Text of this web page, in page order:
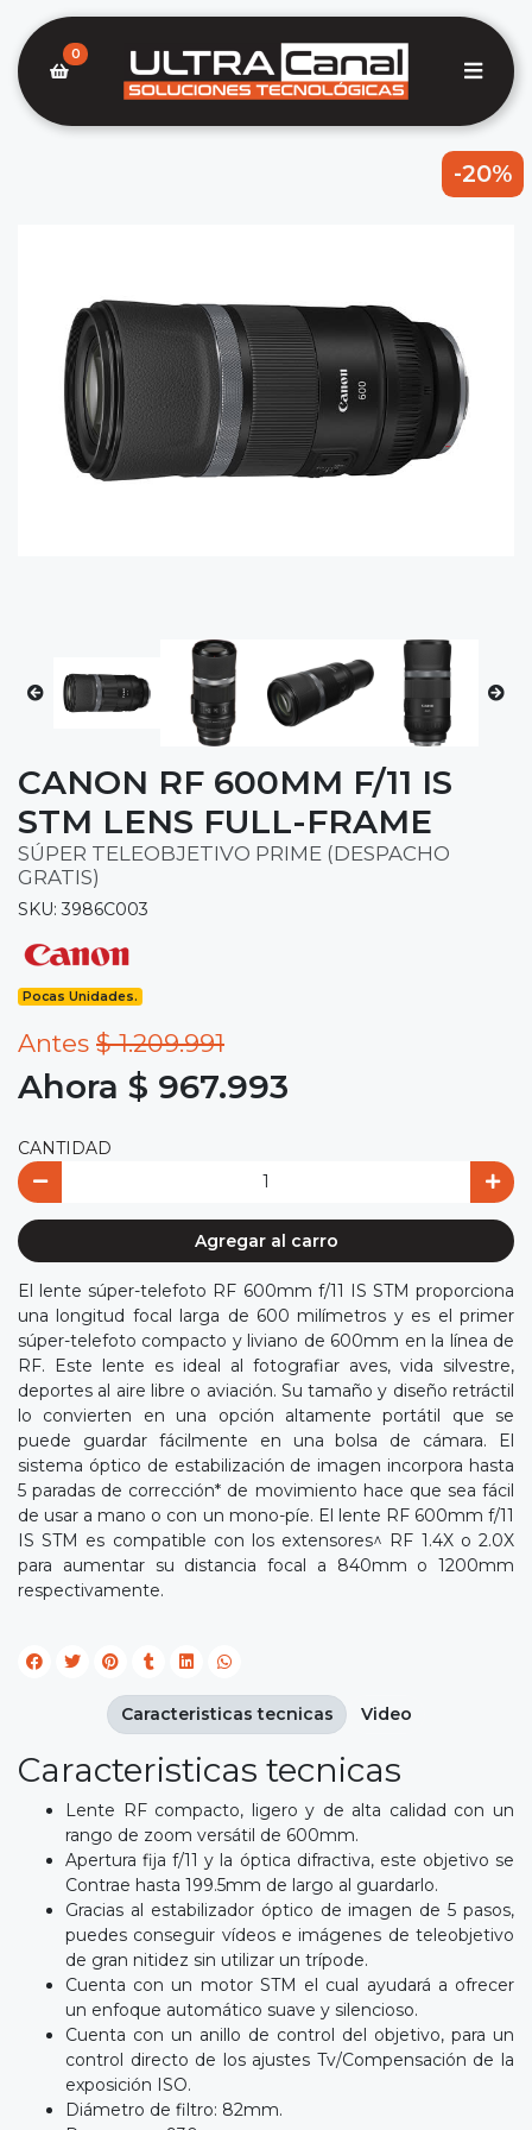
0
-20%
CANON RF 600MM F/11 IS
STM LENS FULL-FRAME
SÚPER TELEOBJETIVO PRIME (DESPACHO
GRATIS)
SKU: 3986C003
Pocas Unidades.
Antes $ 1.209.991
Ahora $ 967.993
CANTIDAD
Agregar al carro
El lente súper-telefoto RF 600mm f/11 IS STM proporciona
una longitud focal larga de 600 milímetros y es el primer
súper-telefoto compacto y liviano de 600mm en la línea de
RF. Este lente es ideal al fotografiar aves, vida silvestre,
deportes al aire libre o aviación. Su tamaño y diseño retráctil
lo convierten en una opción altamente portátil que se
puede guardar fácilmente en una bolsa de cámara. El
sistema óptico de estabilización de imagen incorpora hasta
5 paradas de corrección* de movimiento hace que sea fácil
de usar a mano o con un mono-píe. El lente RF 600mm f/11
IS STM es compatible con los extensores^ RF 1.4X o 2.0X
para aumentar su distancia focal a 840mm o 1200mm
respectivamente.
Caracteristicas tecnicas
Lente RF compacto, ligero y de alta calidad con un
rango de zoom versátil de 600mm.
Apertura fija f/11 y la óptica difractiva, este objetivo se
Contrae hasta 199.5mm de largo al guardarlo.
Gracias al estabilizador óptico de imagen de 5 pasos,
puedes conseguir vídeos e imágenes de teleobjetivo
de gran nitidez sin utilizar un trípode.
Cuenta con un motor STM el cual ayudará a ofrecer
un enfoque automático suave y silencioso.
Cuenta con un anillo de control del objetivo, para un
control directo de los ajustes Tv/Compensación de la
exposición ISO.
Diámetro de filtro: 82mm.
Caracteristicas tecnicas Video